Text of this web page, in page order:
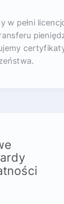
w pełni